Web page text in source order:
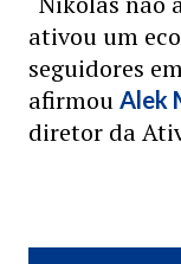
ativou um
seguidores
afirmou Alek
diretor da